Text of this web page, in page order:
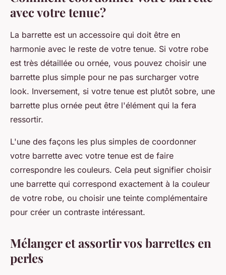
avec votre tenue?
La barrette est un accessoire qui doit être en
harmonie avec le reste de votre tenue. Si votre robe
est très détaillée ou ornée, vous pouvez choisir une
barrette plus simple pour ne pas surcharger votre
look. Inversement, si votre tenue est plutôt sobre, une
barrette plus ornée peut être l'élément qui la fera
ressortir.
L'une des façons les plus simples de coordonner
votre barrette avec votre tenue est de faire
correspondre les couleurs. Cela peut signifier choisir
une barrette qui correspond exactement à la couleur
de votre robe, ou choisir une teinte complémentaire
pour créer un contraste intéressant.
Mélanger et assortir vos barrettes en
perles